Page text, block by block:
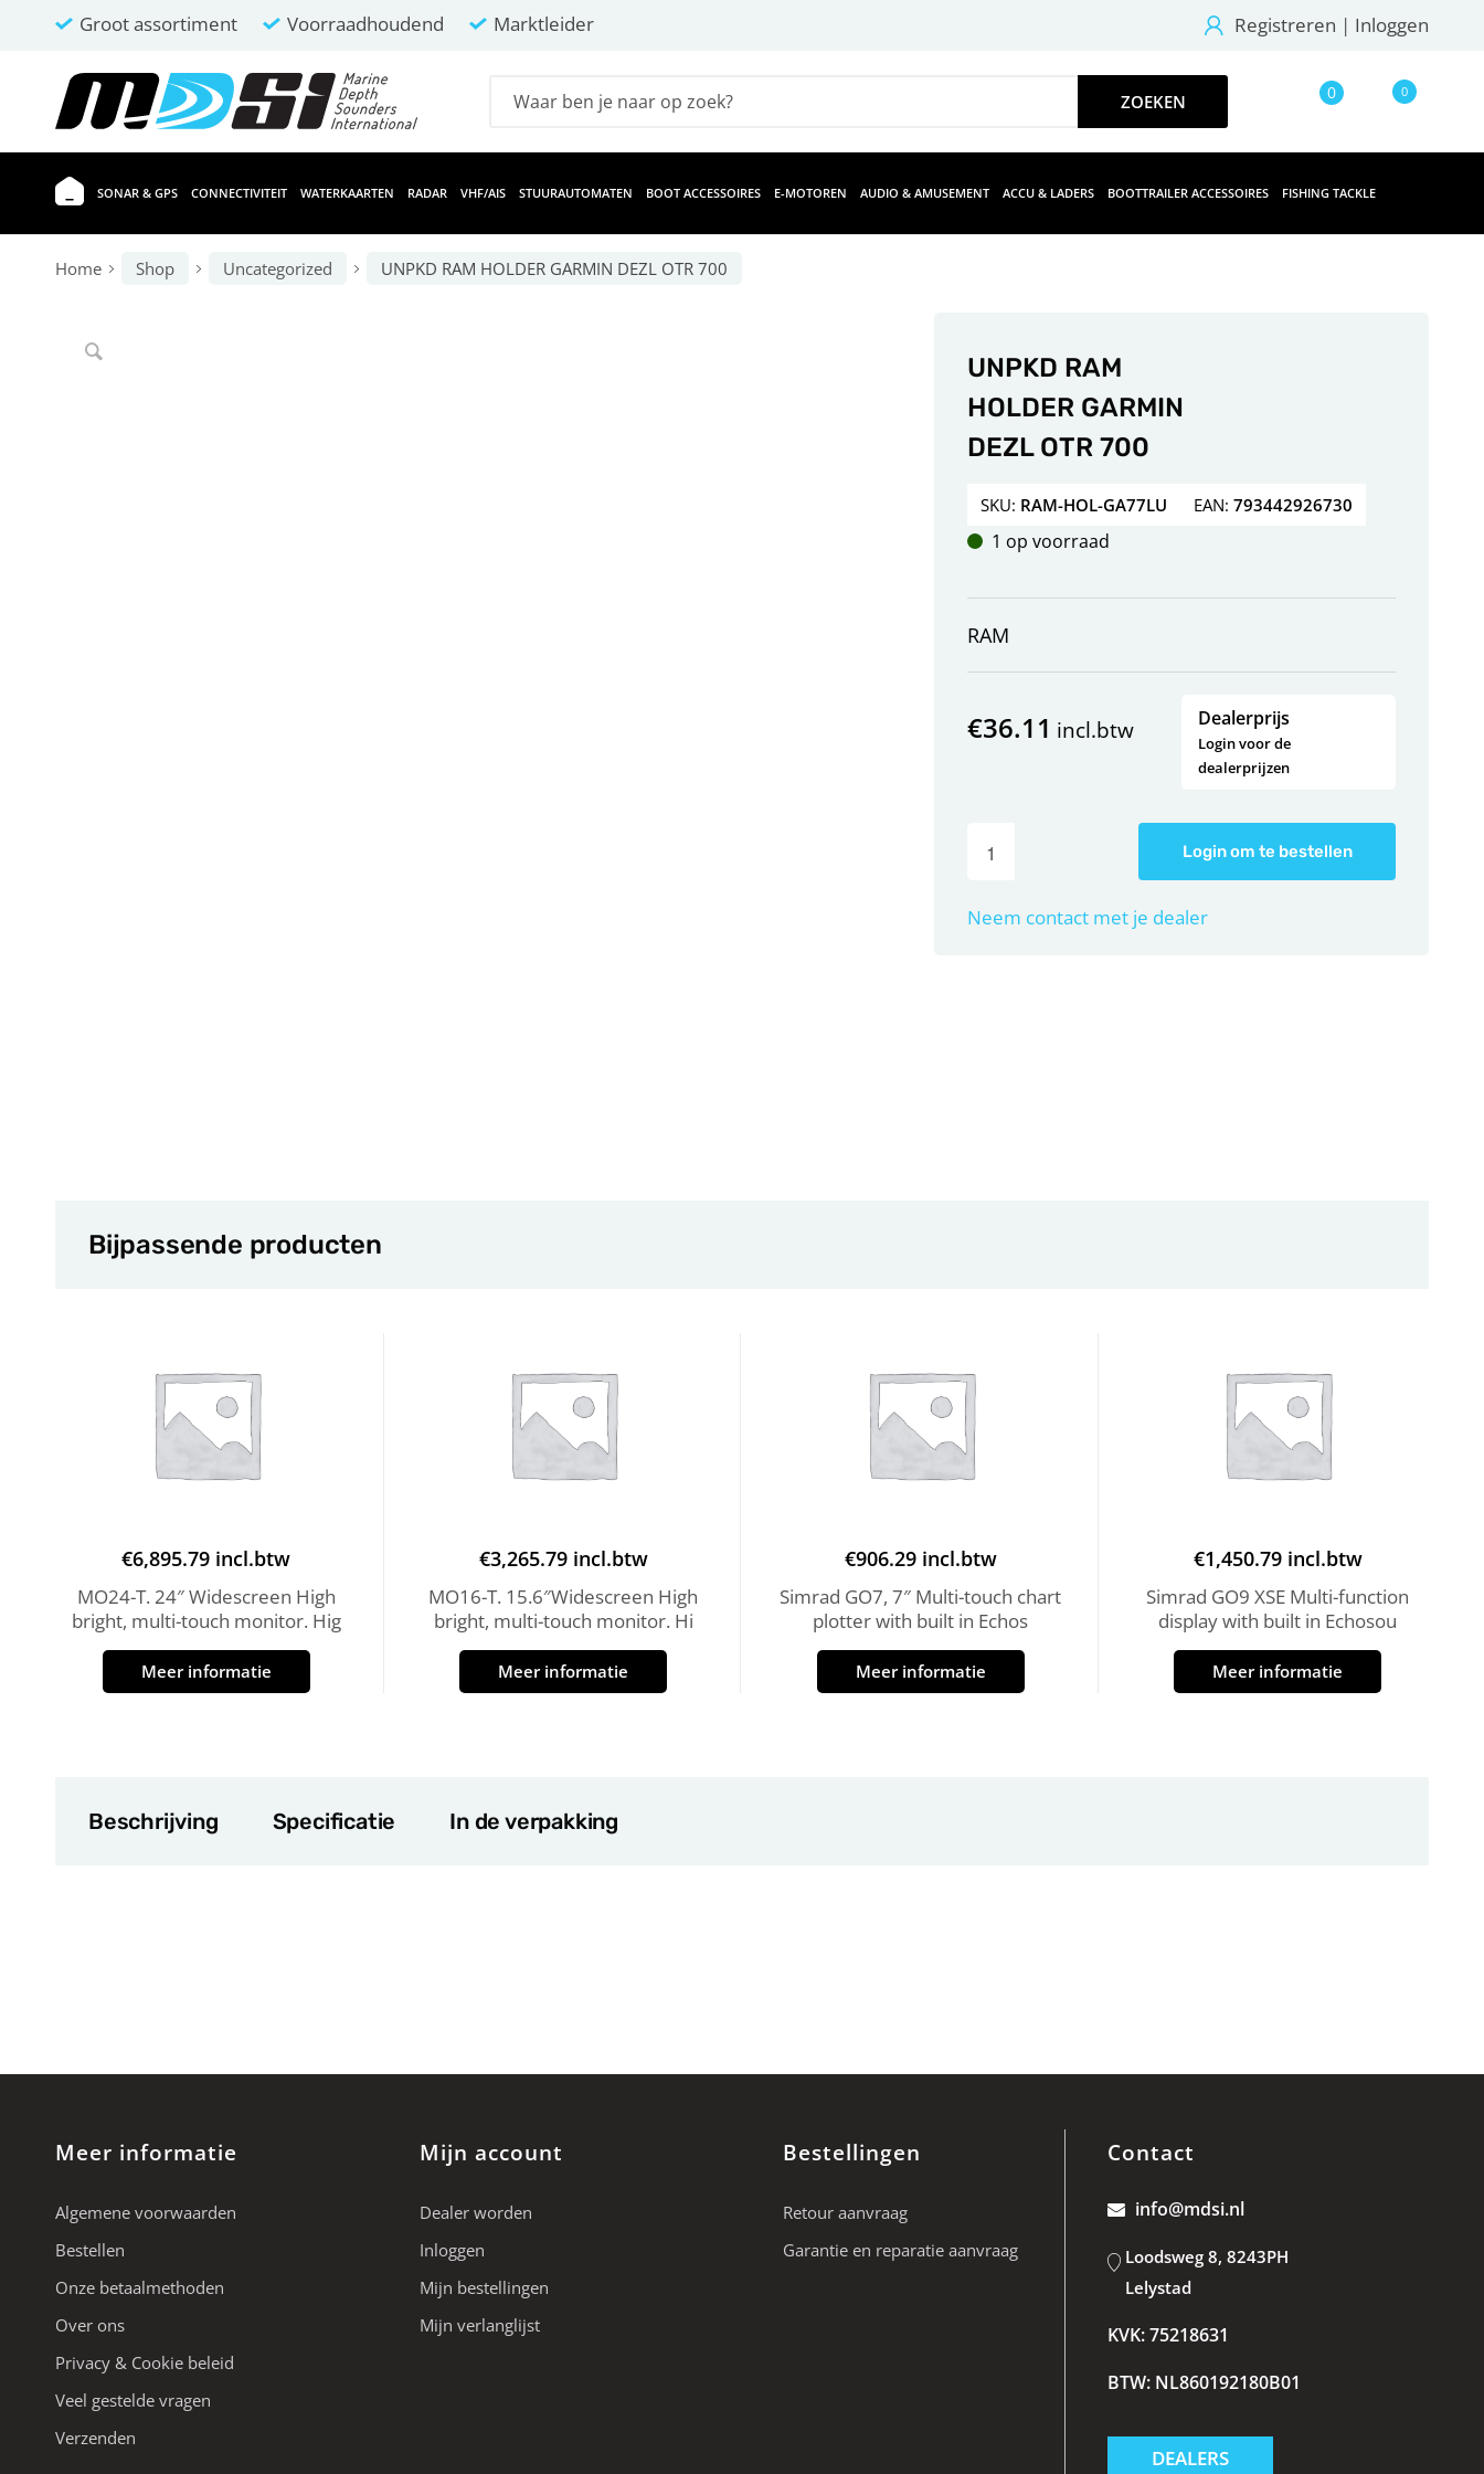
Groot assortiment Voorraadhoudend Marktleider Registreren | Inloggen
0 0
SONAR & GPS CONNECTIVITEIT WATERKAARTEN RADAR VHF/AIS STUURAUTOMATEN BOOT ACCESSOIRES E-MOTOREN AUDIO & AMUSEMENT ACCU & LADERS BOOTTRAILER ACCESSOIRES FISHING TACKLE
Home Shop Uncategorized UNPKD RAM HOLDER GARMIN DEZL OTR 700
UNPKD RAM
HOLDER GARMIN
DEZL OTR 700
SKU: RAM-HOL-GA77LU EAN:793442926730
1 op voorraad
RAM
€36.11 incl.btw Dealerprijs
Login voor de
dealerprijzen
Login om te bestellen
Neem contact met je dealer
Bijpassende producten
€6,895.79 incl.btw
MO24-T. 24″ Widescreen High
bright, multi-touch monitor. Hig
Meer informatie
€3,265.79 incl.btw
MO16-T. 15.6″Widescreen High
bright, multi-touch monitor. Hi
Meer informatie
€906.29 incl.btw
Simrad GO7, 7″ Multi-touch chart
plotter with built in Echos
Meer informatie
€1,450.79 incl.btw
Simrad GO9 XSE Multi-function
display with built in Echosou
Meer informatie
Beschrijving Specificatie In de verpakking
Meer informatie
Algemene voorwaarden
Bestellen
Onze betaalmethoden
Over ons
Privacy & Cookie beleid
Veel gestelde vragen
Verzenden
Mijn account
Dealer worden
Inloggen
Mijn bestellingen
Mijn verlanglijst
Bestellingen
Retour aanvraag
Garantie en reparatie aanvraag
Contact
info@mdsi.nl
Loodsweg 8, 8243PH
Lelystad
KVK: 75218631
BTW: NL860192180B01
DEALERS